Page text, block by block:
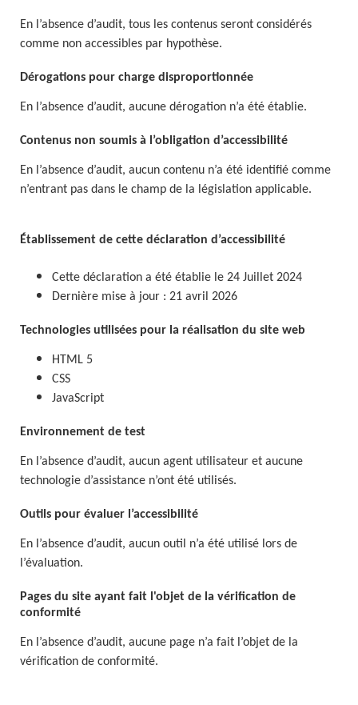
En l’absence d’audit, tous les contenus seront considérés
comme non accessibles par hypothèse.
Dérogations pour charge disproportionnée
En l’absence d’audit, aucune dérogation n’a été établie.
Contenus non soumis à l’obligation d’accessibilité
En l’absence d’audit, aucun contenu n’a été identifié comme
n’entrant pas dans le champ de la législation applicable.
Établissement de cette déclaration d’accessibilité
Cette déclaration a été établie le 24 Juillet 2024
Dernière mise à jour : 21 avril 2026
Technologies utilisées pour la réalisation du site web
HTML 5
CSS
JavaScript
Environnement de test
En l’absence d’audit, aucun agent utilisateur et aucune
technologie d’assistance n’ont été utilisés.
Outils pour évaluer l’accessibilité
En l’absence d’audit, aucun outil n’a été utilisé lors de
l’évaluation.
Pages du site ayant fait l'objet de la vérification de
conformité
En l’absence d’audit, aucune page n’a fait l’objet de la
vérification de conformité.